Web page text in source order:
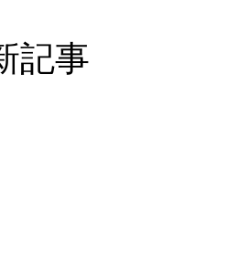
記事